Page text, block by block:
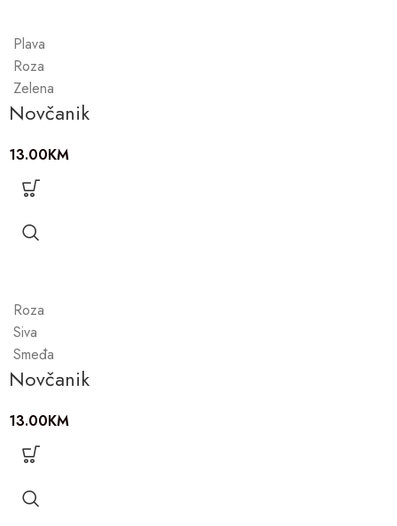
Plava
Roza
Zelena
Novčanik
13.00KM
Roza
Siva
Smeđa
Novčanik
13.00KM